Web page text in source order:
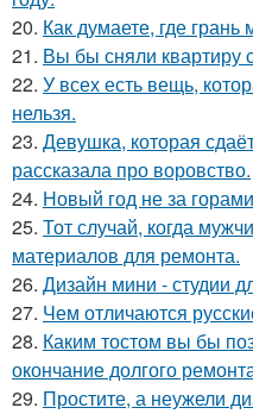
20. Как думаете, где
21. Вы бы сняли квартиру
22. У всех есть вещь,
нельзя.
23. Девушка, которая
рассказала про воровство.
24. Новый год не за
25. Тот случай, когда
материалов для ремонта.
26. Дизайн мини - студии
27. Чем отличаются
28. Каким тостом вы бы
окончание долгого
29. Простите, а неужели